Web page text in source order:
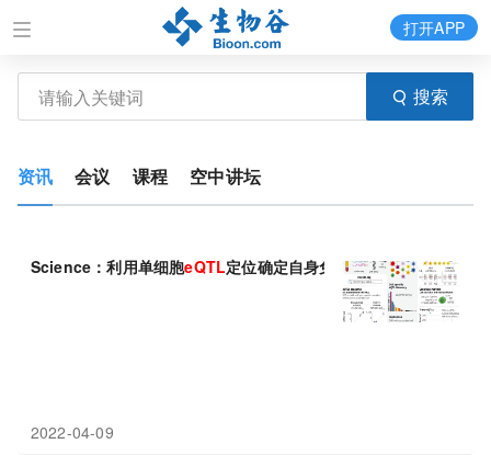
搜索
打开APP
资讯 会议 课程 空中讲坛
Science：利用单细胞eQTL定位确定自身免疫性疾病的细胞类型
2022-04-09